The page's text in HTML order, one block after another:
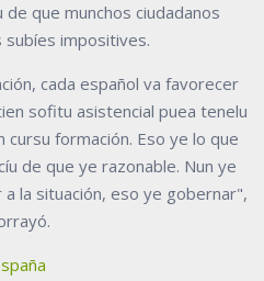
que munchos ciudadanos
impositives.
cada español va favorecer
sofitu asistencial puea tenelu
cursu formación. Eso ye lo que
de que ye razonable. Nun ye
la situación, eso ye gobernar",